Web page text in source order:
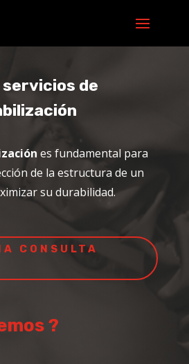
de
es fundamental para
de la estructura de un
su durabilidad.
CONSULTA
?